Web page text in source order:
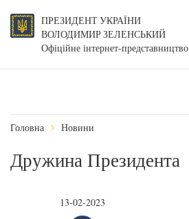
ПРЕЗИДЕНТ УКРАЇНИ
ВОЛОДИМИР ЗЕЛЕНСЬКИЙ
Офіційне інтернет-представництво
Головна Новини
Дружина Президента